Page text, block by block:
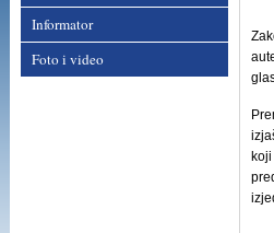
Informator
Foto i video